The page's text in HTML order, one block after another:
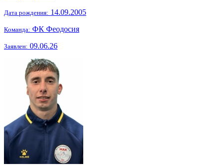
Дата рождения: 14.09.2005
Команда: ФК Феодосия
Заявлен: 09.06.26